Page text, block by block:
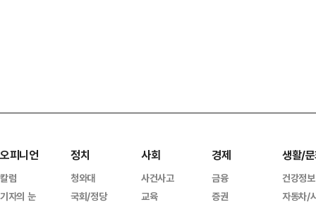
오피니언
칼럼
기자의 눈
정치
청와대
국회/정당
사회
사건사고
교육
경제
금융
증권
생활/
건강정보
자동차/